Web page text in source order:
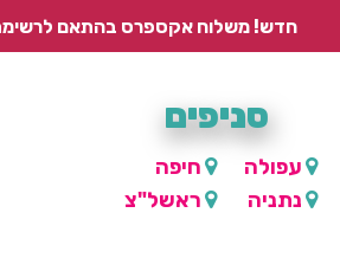
חדש! משלוח אקספרס בהתאם לרשימת היישובים – עד 2 ימי עסקים, ועד 4 ימי עסקים למוצרים
סניפים
עפולה
חיפה
נתניה
ראשל"צ